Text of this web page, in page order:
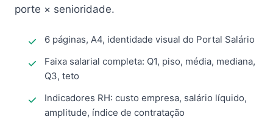
porte × senioridade.
6 páginas, A4, identidade visual do Portal Salário
Faixa salarial completa: Q1, piso, média, mediana,
Q3, teto
Indicadores RH: custo empresa, salário líquido,
amplitude, índice de contratação